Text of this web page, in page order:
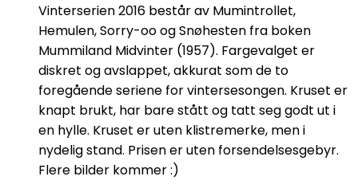
Vinterserien 2016 består av Mumintrollet,
Hemulen, Sorry-oo og Snøhesten fra boken
Mummiland Midvinter (1957). Fargevalget er
diskret og avslappet, akkurat som de to
foregående seriene for vintersesongen. Kruset er
knapt brukt, har bare stått og tatt seg godt ut i
en hylle. Kruset er uten klistremerke, men i
nydelig stand. Prisen er uten forsendelsesgebyr.
Flere bilder kommer :)